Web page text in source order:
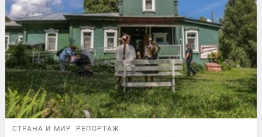
СТРАНА И МИР РЕПОРТАЖ